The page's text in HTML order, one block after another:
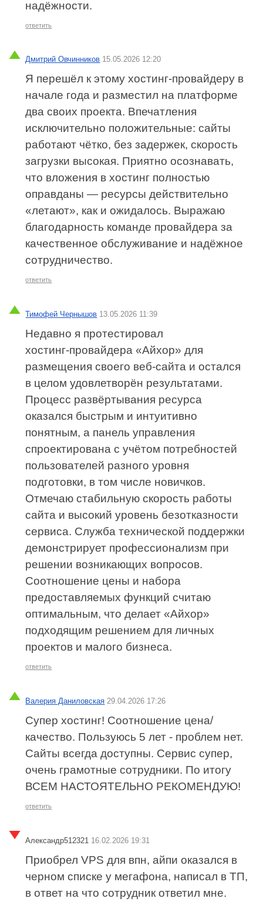
надёжности.
ответить
Дмитрий Овчинников 15.05.2026 12:20
Я перешёл к этому хостинг‑провайдеру в
начале года и разместил на платформе
два своих проекта. Впечатления
исключительно положительные: сайты
работают чётко, без задержек, скорость
загрузки высокая. Приятно осознавать,
что вложения в хостинг полностью
оправданы — ресурсы действительно
«летают», как и ожидалось. Выражаю
благодарность команде провайдера за
качественное обслуживание и надёжное
сотрудничество.
ответить
Тимофей Чернышов 13.05.2026 11:39
Недавно я протестировал
хостинг‑провайдера «Айхор» для
размещения своего веб‑сайта и остался
в целом удовлетворён результатами.
Процесс развёртывания ресурса
оказался быстрым и интуитивно
понятным, а панель управления
спроектирована с учётом потребностей
пользователей разного уровня
подготовки, в том числе новичков.
Отмечаю стабильную скорость работы
сайта и высокий уровень безотказности
сервиса. Служба технической поддержки
демонстрирует профессионализм при
решении возникающих вопросов.
Соотношение цены и набора
предоставляемых функций считаю
оптимальным, что делает «Айхор»
подходящим решением для личных
проектов и малого бизнеса.
ответить
Валерия Даниловская 29.04.2026 17:26
Супер хостинг! Соотношение цена/
качество. Пользуюсь 5 лет - проблем нет.
Сайты всегда доступны. Сервис супер,
очень грамотные сотрудники. По итогу
ВСЕМ НАСТОЯТЕЛЬНО РЕКОМЕНДУЮ!
ответить
Александр512321 16.02.2026 19:31
Приобрел VPS для впн, айпи оказался в
черном списке у мегафона, написал в ТП,
в ответ на что сотрудник ответил мне.